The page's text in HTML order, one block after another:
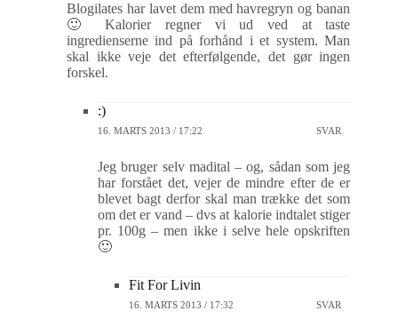
Blogilates har lavet dem med havregryn og banan
🙂 Kalorier regner vi ud ved at taste
ingredienserne ind på forhånd i et system. Man
skal ikke veje det efterfølgende, det gør ingen
forskel.
:)
16. MARTS 2013 / 17:22 SVAR
Jeg bruger selv madital – og, sådan som jeg
har forstået det, vejer de mindre efter de er
blevet bagt derfor skal man trække det som
om det er vand – dvs at kalorie indtalet stiger
pr. 100g – men ikke i selve hele opskriften
🙂
Fit For Livin
16. MARTS 2013 / 17:32 SVAR